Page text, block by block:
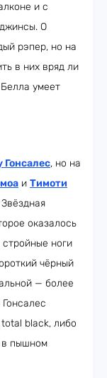
и с
О
рэпер, но на
в них вряд ли
умеет
Гонсалес, но на
и Тимоти
оказалось
ноги
чёрный
— более
black, либо
в пышном